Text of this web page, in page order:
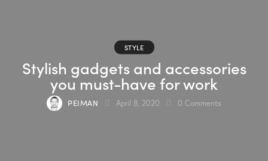
STYLE
Stylish gadgets and accessories
you must-have for work
PEIMAN April 8, 2020 0 Comments